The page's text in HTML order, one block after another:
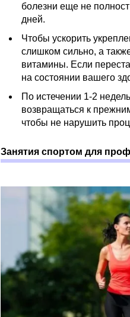
болезни еще не
дней.
Чтобы ускорить
слишком сильно, а
витамины. Если
на состоянии вашего
По истечении 1-2
возвращаться к
чтобы не нарушить
Занятия спортом для